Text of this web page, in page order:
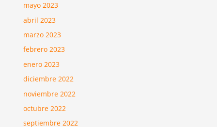
mayo 2023
abril 2023
marzo 2023
febrero 2023
enero 2023
diciembre 2022
noviembre 2022
octubre 2022
septiembre 2022